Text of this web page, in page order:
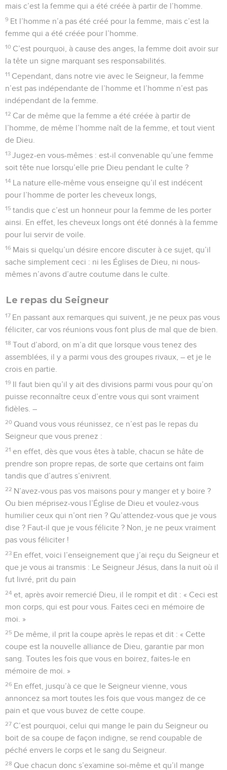
mais c’est la femme qui a été créée à partir de l’homme.
9 Et l’homme n’a pas été créé pour la femme, mais c’est la
femme qui a été créée pour l’homme.
10 C’est pourquoi, à cause des anges, la femme doit avoir sur
la tête un signe marquant ses responsabilités.
11 Cependant, dans notre vie avec le Seigneur, la femme
n’est pas indépendante de l’homme et l’homme n’est pas
indépendant de la femme.
12 Car de même que la femme a été créée à partir de
l’homme, de même l’homme naît de la femme, et tout vient
de Dieu.
13 Jugez-en vous-mêmes : est-il convenable qu’une femme
soit tête nue lorsqu’elle prie Dieu pendant le culte ?
14 La nature elle-même vous enseigne qu’il est indécent
pour l’homme de porter les cheveux longs,
15 tandis que c’est un honneur pour la femme de les porter
ainsi. En effet, les cheveux longs ont été donnés à la femme
pour lui servir de voile.
16 Mais si quelqu’un désire encore discuter à ce sujet, qu’il
sache simplement ceci : ni les Églises de Dieu, ni nous-
mêmes n’avons d’autre coutume dans le culte.
Le repas du Seigneur
17 En passant aux remarques qui suivent, je ne peux pas vous
féliciter, car vos réunions vous font plus de mal que de bien.
18 Tout d’abord, on m’a dit que lorsque vous tenez des
assemblées, il y a parmi vous des groupes rivaux, – et je le
crois en partie.
19 Il faut bien qu’il y ait des divisions parmi vous pour qu’on
puisse reconnaître ceux d’entre vous qui sont vraiment
fidèles. –
20 Quand vous vous réunissez, ce n’est pas le repas du
Seigneur que vous prenez :
21 en effet, dès que vous êtes à table, chacun se hâte de
prendre son propre repas, de sorte que certains ont faim
tandis que d’autres s’enivrent.
22 N’avez-vous pas vos maisons pour y manger et y boire ?
Ou bien méprisez-vous l’Église de Dieu et voulez-vous
humilier ceux qui n’ont rien ? Qu’attendez-vous que je vous
dise ? Faut-il que je vous félicite ? Non, je ne peux vraiment
pas vous féliciter !
23 En effet, voici l’enseignement que j’ai reçu du Seigneur et
que je vous ai transmis : Le Seigneur Jésus, dans la nuit où il
fut livré, prit du pain
24 et, après avoir remercié Dieu, il le rompit et dit : « Ceci est
mon corps, qui est pour vous. Faites ceci en mémoire de
moi. »
25 De même, il prit la coupe après le repas et dit : « Cette
coupe est la nouvelle alliance de Dieu, garantie par mon
sang. Toutes les fois que vous en boirez, faites-le en
mémoire de moi. »
26 En effet, jusqu’à ce que le Seigneur vienne, vous
annoncez sa mort toutes les fois que vous mangez de ce
pain et que vous buvez de cette coupe.
27 C’est pourquoi, celui qui mange le pain du Seigneur ou
boit de sa coupe de façon indigne, se rend coupable de
péché envers le corps et le sang du Seigneur.
28 Que chacun donc s’examine soi-même et qu’il mange